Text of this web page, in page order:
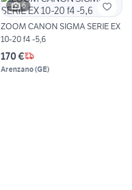
6
ZOOM CANON SIGMA SERIE EX
10-20 f4 -5,6
170 €
Arenzano(GE)